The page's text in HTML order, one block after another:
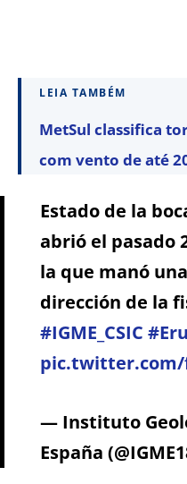
LEIA TAMBÉM
MetSul classifica
com vento de até
Estado de la
abrió el pasado
la que manó
dirección de la
#IGME_CSIC
pic.twitter.com/
— Instituto
España